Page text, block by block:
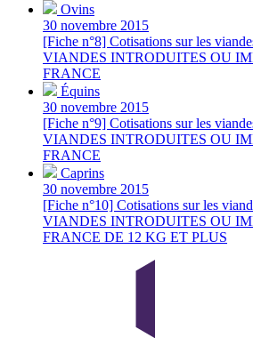
Ovins
30 novembre 2015
[Fiche n°8] Cotisations sur les
VIANDES INTRODUITES OU
FRANCE
Équins
30 novembre 2015
[Fiche n°9] Cotisations sur les
VIANDES INTRODUITES OU
FRANCE
Caprins
30 novembre 2015
[Fiche n°10] Cotisations sur les
VIANDES INTRODUITES OU
FRANCE DE 12 KG ET PLUS